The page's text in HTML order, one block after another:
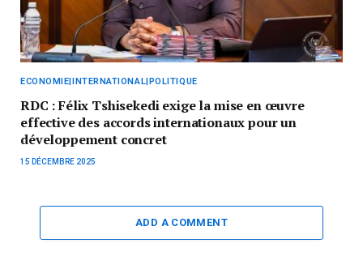
ECONOMIE|INTERNATIONAL|POLITIQUE
RDC : Félix Tshisekedi exige la mise en œuvre
effective des accords internationaux pour un
développement concret
15 DÉCEMBRE 2025
ADD A COMMENT